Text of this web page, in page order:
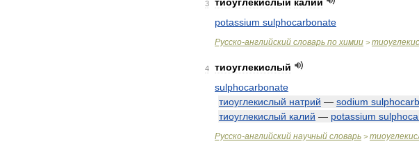
3
potassium sulphocarbonate
Русско-английский словарь по химии >
4
тиоуглекислый
sulphocarbonate
тиоуглекислый натрий — sodium
тиоуглекислый калий — potassium
Русско-английский научный словарь >